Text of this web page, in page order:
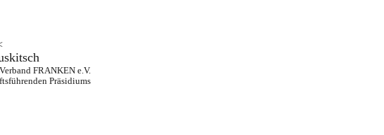
FRANKEN e.V.
Präsidiums